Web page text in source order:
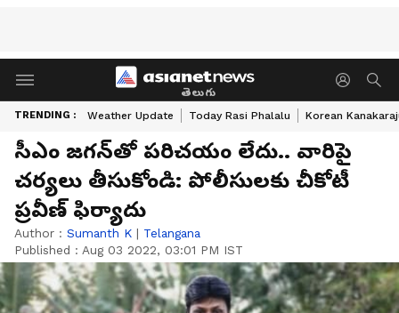
తెలుగు
TRENDING : Weather Update Today Rasi Phalalu Korean
సీఎం జగన్‌తో పరిచయం లేదు.. వారిపై
చర్యలు తీసుకోండి: పోలీసులకు చీకోటీ
ప్రవీణ్ ఫిర్యాదు
Author : Sumanth K | Telangana
Published : Aug 03 2022, 03:01 PM IST